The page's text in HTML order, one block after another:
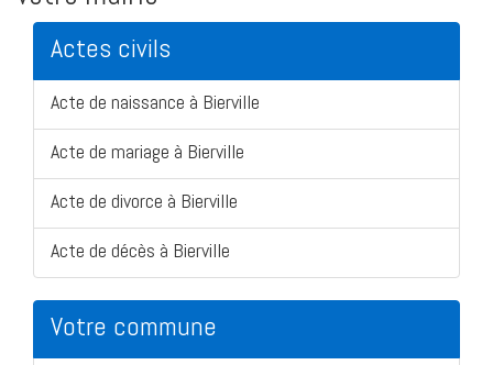
Actes civils
Acte de naissance à Bierville
Acte de mariage à Bierville
Acte de divorce à Bierville
Acte de décès à Bierville
Votre commune